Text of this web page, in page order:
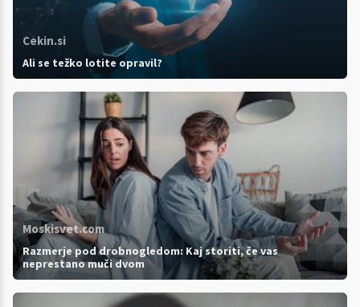
Cekin.si
Ali se težko lotite opravil?
Moskisvet.com
Razmerje pod drobnogledom: Kaj storiti, če vas
neprestano muči dvom